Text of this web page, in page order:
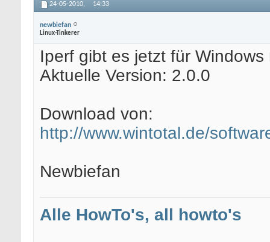
24-05-2010, 14:33
newbiefan
Linux-Tinkerer
Iperf gibt es jetzt für
Aktuelle Version: 2.0.0
Download von:
http://www.wintotal.de/
Newbiefan
Alle HowTo's, all howto's